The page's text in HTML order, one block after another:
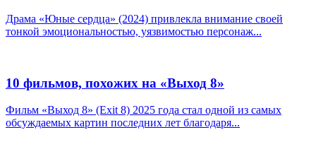
Драма «Юные сердца» (2024) привлекла внимание своей
тонкой эмоциональностью, уязвимостью персонаж...
10 фильмов, похожих на «Выход 8»
Фильм «Выход 8» (Exit 8) 2025 года стал одной из самых
обсуждаемых картин последних лет благодаря...